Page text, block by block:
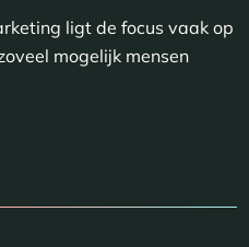
ligt de focus vaak op
mogelijk mensen